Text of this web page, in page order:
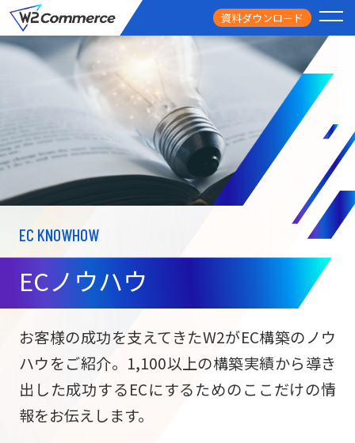
資料ダウンロード
サービス
ECサイト構築
サブスク/定期通販
ECサイト構築
PRICE
料金
FEATURE
導入事例
USEFUL
お役立ち情報
NEWS
ニュース
EC KNOWHOW
ECノウハウ
お客様の成功を支えてきたW2がEC構築のノウ
ハウをご紹介。1,100以上の構築実績から導き
出した成功するECにするためのここだけの情
報をお伝えします。